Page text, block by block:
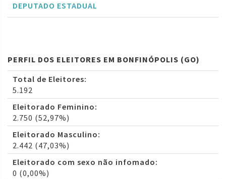
DEPUTADO ESTADUAL
PERFIL DOS ELEITORES EM BONFINÓPOLIS (GO)
Total de Eleitores:
5.192
Eleitorado Feminino:
2.750 (52,97%)
Eleitorado Masculino:
2.442 (47,03%)
Eleitorado com sexo não infomado:
0 (0,00%)